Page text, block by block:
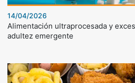
14/04/2026
Alimentación ultraprocesada y
adultez emergente